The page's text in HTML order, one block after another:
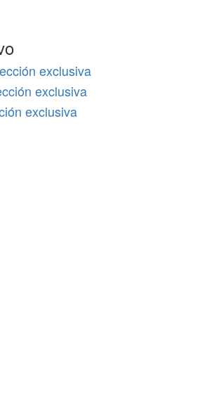
exclusiva
exclusiva
exclusiva